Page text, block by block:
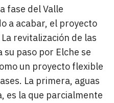
fase del Valle
a acabar, el proyecto
revitalización de las
paso por Elche se
un proyecto flexible
La primera, aguas
es la que parcialmente